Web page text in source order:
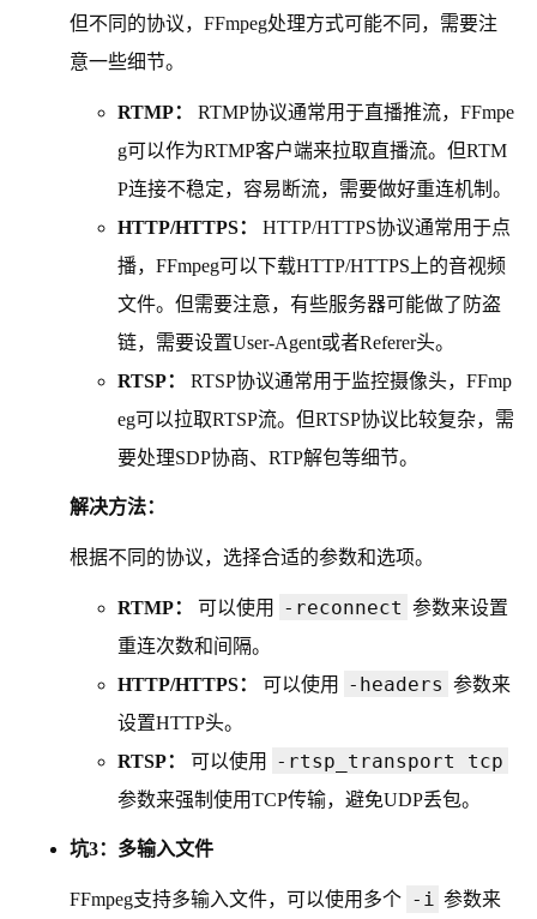
但不同的协议，FFmpeg处理方式可能不同，需要注
意一些细节。
RTMP：
RTMP协议通常用于直播推流，FFmpe
g可以作为RTMP客户端来拉取直播流。但RTM
P连接不稳定，容易断流，需要做好重连机制。
HTTP/HTTPS：
HTTP/HTTPS协议通常用于点
播，FFmpeg可以下载HTTP/HTTPS上的音视频
文件。但需要注意，有些服务器可能做了防盗
链，需要设置User-Agent或者Referer头。
RTSP：
RTSP协议通常用于监控摄像头，FFmp
eg可以拉取RTSP流。但RTSP协议比较复杂，需
要处理SDP协商、RTP解包等细节。
解决方法：
根据不同的协议，选择合适的参数和选项。
RTMP： 可以使用 -reconnect 参数来设置
重连次数和间隔。
HTTP/HTTPS：
可以使用 -headers 参数来
设置HTTP头。
RTSP：
可以使用 -rtsp_transport tcp
参数来强制使用TCP传输，避免UDP丢包。
坑3：多输入文件
FFmpeg支持多输入文件，可以使用多个 -i
参数来